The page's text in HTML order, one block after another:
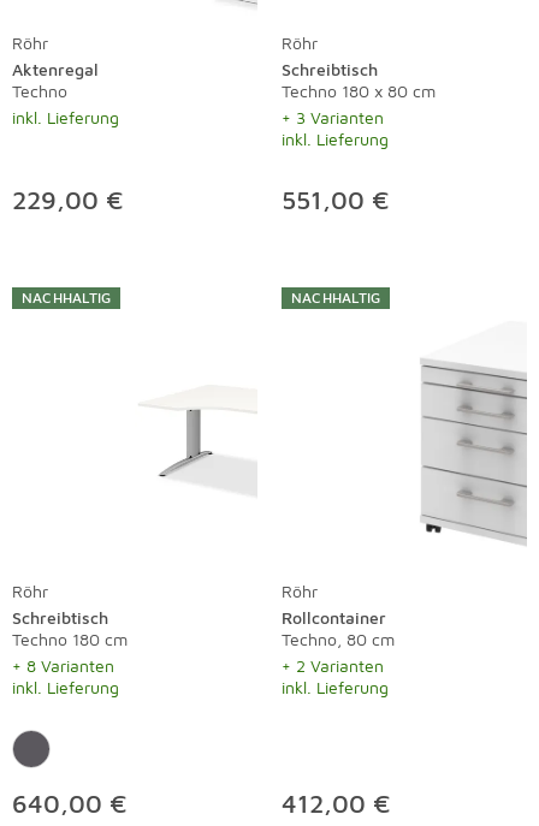
Röhr
Aktenregal
Techno
inkl. Lieferung
229,00 €
Röhr
Schreibtisch
Techno 180 x 80 cm
+ 3 Varianten
inkl. Lieferung
551,00 €
NACHHALTIG
Röhr
Schreibtisch
Techno 180 cm
+ 8 Varianten
inkl. Lieferung
640,00 €
NACHHALTIG
Röhr
Rollcontainer
Techno, 80 cm
+ 2 Varianten
inkl. Lieferung
412,00 €